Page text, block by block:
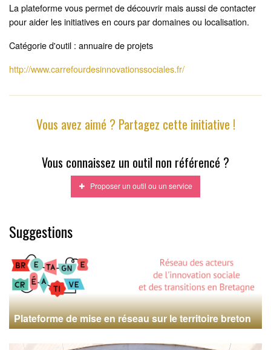
La plateforme vous permet de découvrir mais aussi de contacter
pour aider les initiatives en cours par domaines ou localisation.
Catégorie d'outil : annuaire de projets
http://www.carrefourdesinnovationssociales.fr/
Vous avez aimé ? Partagez cette initiative !
Vous connaissez un outil non référencé ?
Proposer un outil ou un service
Suggestions
Plateforme de mise en réseau sur le territoire breton